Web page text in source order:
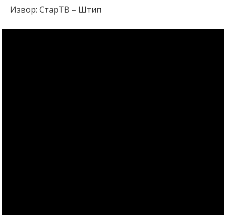
Извор: СтарТВ – Штип